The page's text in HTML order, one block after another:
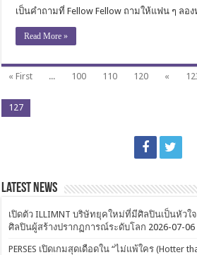
เป็นคำถามที่ Fellow Fellow ถามให้แฟน ๆ ลอ
Read More »
« First ... 100 110 120 «
127
Latest News
เปิดตัว ILLIMNT บริษัทยุคใหม่ที่มีศิลปินเป็นหัวใจ
ศิลปินผู้สร้างปรากฏการณ์ระดับโลก 2026-07-06
PERSES เปิดเกมสุดเดือดใน “ไม่แพ้ใคร (Hotter